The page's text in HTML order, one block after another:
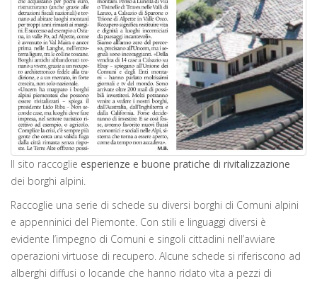
Il sito raccoglie esperienze e buone pratiche di rivitalizzazione
dei borghi alpini.
Raccoglie una serie di schede su diversi borghi di Comuni alpini
e appenninici del Piemonte. Con stili e linguaggi diversi è
evidente l’impegno di Comuni e singoli cittadini nell’avviare
operazioni virtuose di recupero. Alcune schede si riferiscono ad
alberghi diffusi o locande che hanno ridato vita a pezzi di